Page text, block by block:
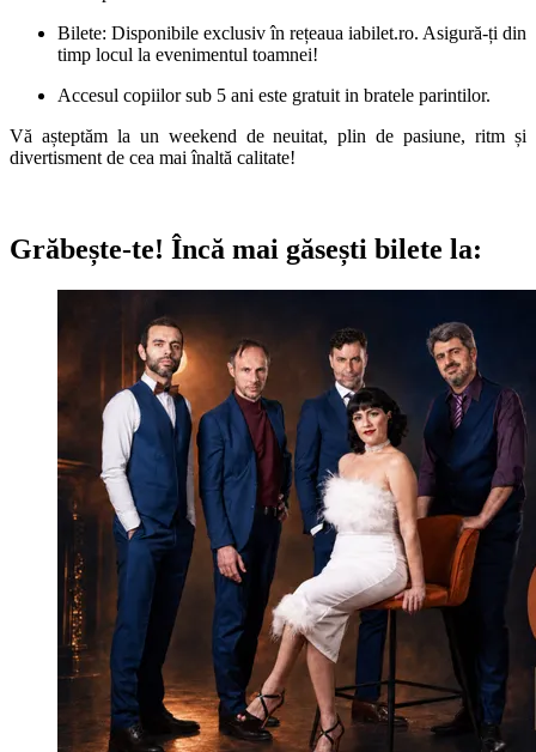
Bilete: Disponibile exclusiv în rețeaua iabilet.ro. Asigură-ți din
timp locul la evenimentul toamnei!
Accesul copiilor sub 5 ani este gratuit in bratele parintilor.
Vă așteptăm la un weekend de neuitat, plin de pasiune, ritm și
divertisment de cea mai înaltă calitate!
Grăbește-te! Încă mai găsești bilete la: